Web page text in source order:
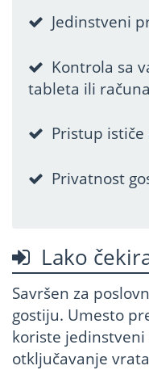
Jedinstveni
Kontrola sa
tableta ili
Pristup
Privatnost
Lako
Savršen za
gostiju. Umesto
koriste
otključavanje